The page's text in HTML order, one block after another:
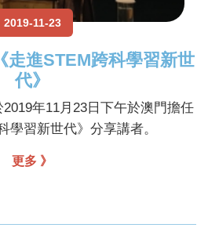
2019-11-23
走進STEM跨科學習新世
代》
年11月23日下午於澳門擔任
學習新世代》分享講者。
更多 》